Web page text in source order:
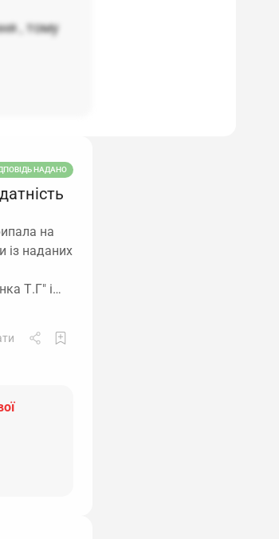
, тому
НАДАНО
на
із наданих
Т.Г" і…